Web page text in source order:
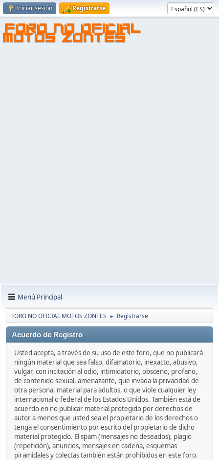
Iniciar sesión Registrarse
FORO NO OFICIAL
MOTOS ZONTES
Menú Principal
FORO NO OFICIAL MOTOS ZONTES ► Registrarse
Acuerdo de Registro
Usted acepta, a través de su uso de este foro, que no publicará
ningún material que sea falso, difamatorio, inexacto, abusivo,
vulgar, con incitación al odio, intimidatorio, obsceno, profano,
de contenido sexual, amenazante, que invada la privacidad de
otra persona, material para adultos, o que viole cualquier ley
internacional o federal de los Estados Unidos. También está de
acuerdo en no publicar material protegido por derechos de
autor a menos que usted sea el propietario de los derechos o
tenga el consentimiento por escrito del propietario de dicho
material protegido. El spam (mensajes no deseados), plagio
(repetición), anuncios, mensajes en cadena, esquemas
piramidales y colectas también están prohibidos en este foro.